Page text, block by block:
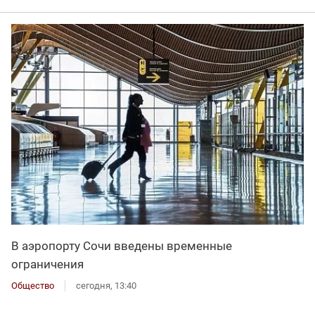
В аэропорту Сочи введены временные
ограничения
Общество сегодня, 13:40